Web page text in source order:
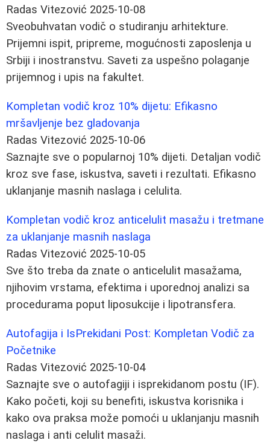
Radas Vitezović 2025-10-08
Sveobuhvatan vodič o studiranju arhitekture.
Prijemni ispit, pripreme, mogućnosti zaposlenja u
Srbiji i inostranstvu. Saveti za uspešno polaganje
prijemnog i upis na fakultet.
Kompletan vodič kroz 10% dijetu: Efikasno
mršavljenje bez gladovanja
Radas Vitezović 2025-10-06
Saznajte sve o popularnoj 10% dijeti. Detaljan vodič
kroz sve fase, iskustva, saveti i rezultati. Efikasno
uklanjanje masnih naslaga i celulita.
Kompletan vodič kroz anticelulit masažu i tretmane
za uklanjanje masnih naslaga
Radas Vitezović 2025-10-05
Sve što treba da znate o anticelulit masažama,
njihovim vrstama, efektima i uporednoj analizi sa
procedurama poput liposukcije i lipotransfera.
Autofagija i IsPrekidani Post: Kompletan Vodič za
Početnike
Radas Vitezović 2025-10-04
Saznajte sve o autofagiji i isprekidanom postu (IF).
Kako početi, koji su benefiti, iskustva korisnika i
kako ova praksa može pomoći u uklanjanju masnih
naslaga i anti celulit masaži.